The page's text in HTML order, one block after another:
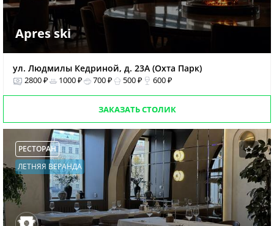
Apres ski
ул. Людмилы Кедриной, д. 23А (Охта Парк)
2800 ₽ 1000 ₽ 700 ₽ 500 ₽ 600 ₽
ЗАКАЗАТЬ СТОЛИК
РЕСТОРАН
ЛЕТНЯЯ ВЕРАНДА